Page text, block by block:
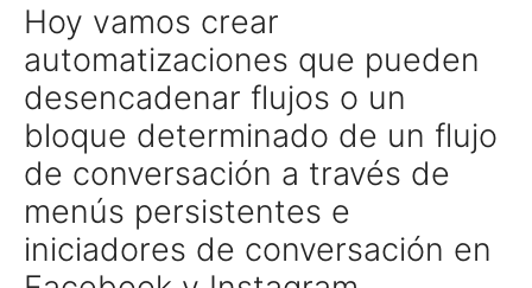
Hoy vamos crear
automatizaciones que pueden
desencadenar flujos o un
bloque determinado de un flujo
de conversación a través de
menús persistentes e
iniciadores de conversación en